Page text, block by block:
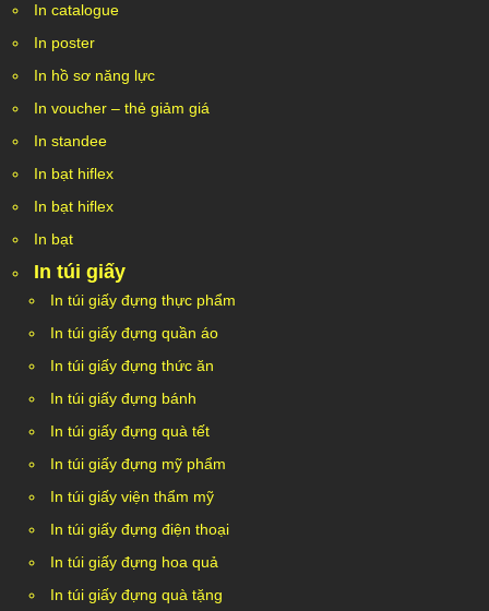
In catalogue
In poster
In hồ sơ năng lực
In voucher – thẻ giảm giá
In standee
In bạt hiflex
In bạt hiflex
In bạt
In túi giấy
In túi giấy đựng thực phẩm
In túi giấy đựng quần áo
In túi giấy đựng thức ăn
In túi giấy đựng bánh
In túi giấy đựng quà tết
In túi giấy đựng mỹ phẩm
In túi giấy viện thẩm mỹ
In túi giấy đựng điện thoại
In túi giấy đựng hoa quả
In túi giấy đựng quà tặng